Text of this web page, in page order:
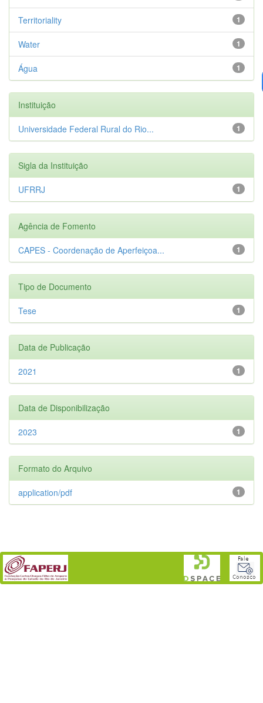
1
Territoriality
1
Water
1
Água
Instituição
1
Universidade Federal Rural do Rio...
Sigla da Instituição
1
UFRRJ
Agência de Fomento
1
CAPES - Coordenação de Aperfeiçoa...
Tipo de Documento
1
Tese
Data de Publicação
1
2021
Data de Disponibilização
1
2023
Formato do Arquivo
1
application/pdf